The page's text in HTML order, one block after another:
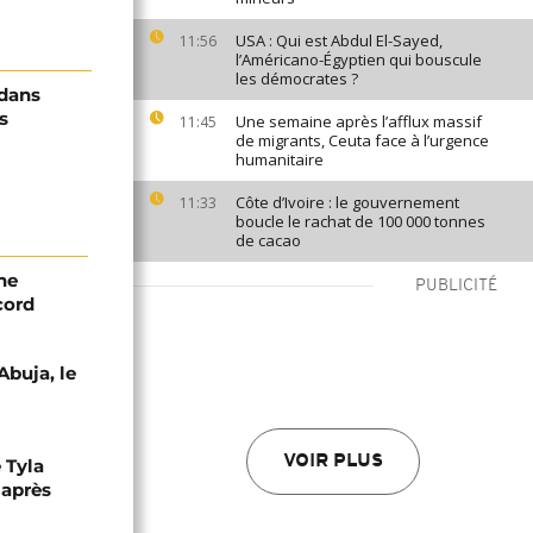
11:56
USA : Qui est Abdul El-Sayed,
l’Américano-Égyptien qui bouscule
les démocrates ?
11:45
Une semaine après l’afflux massif
de migrants, Ceuta face à l’urgence
humanitaire
11:33
Côte d’Ivoire : le gouvernement
boucle le rachat de 100 000 tonnes
de cacao
PUBLICITÉ
VOIR PLUS
le
Tyla